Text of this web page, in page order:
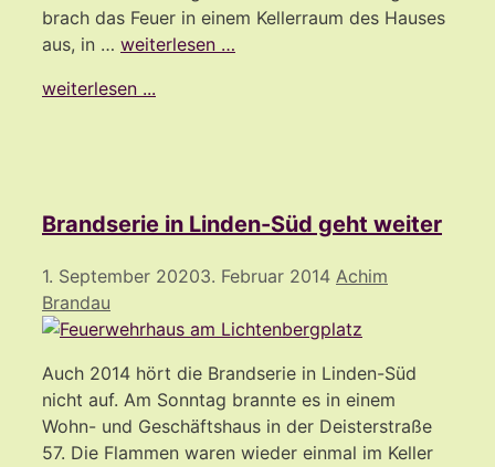
brach das Feuer in einem Kellerraum des Hauses
aus, in … weiterlesen …
weiterlesen ...
Brandserie in Linden-Süd geht weiter
1. September 20203. Februar 2014 Achim
Brandau
Auch 2014 hört die Brandserie in Linden-Süd
nicht auf. Am Sonntag brannte es in einem
Wohn- und Geschäftshaus in der Deisterstraße
57. Die Flammen waren wieder einmal im Keller